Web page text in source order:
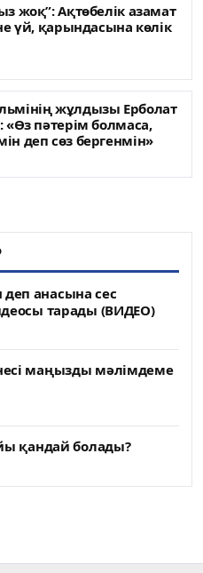
жоқ”: Ақтөбелік азамат
үй, қарындасына көлік
жұлдызы Ерболат
«Өз пәтерім болмаса,
деп сөз бергенмін»
анасына сес
тарады (ВИДЕО)
маңызды мәлімдеме
қандай болады?